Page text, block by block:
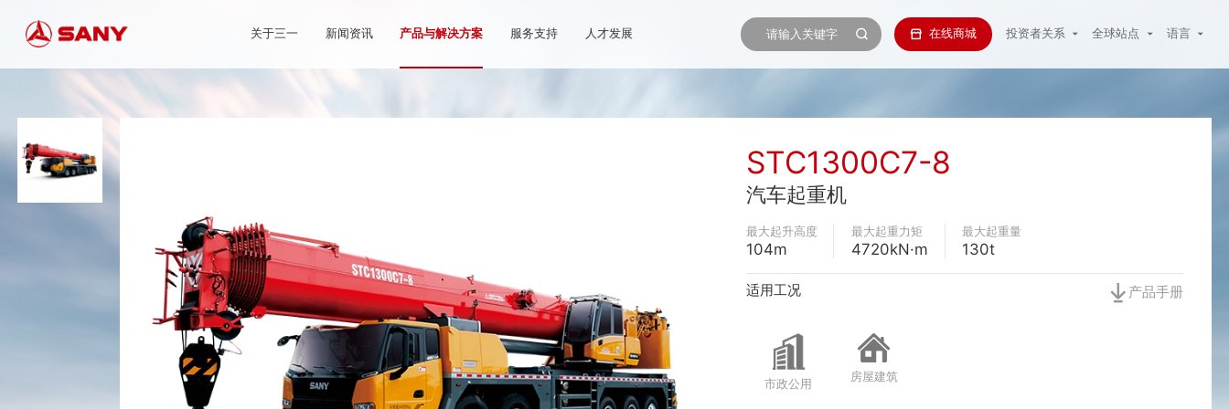
关于三一 新闻资讯 产品与解决方案 服务支持 人才发展 在线商城 投资者关系 全球站点 语言
STC1300C7-8
汽车起重机
最大起升高度
104m
最大起重力矩
4720kN·m
最大起重量
130t
适用工况 产品手册
市政公用 房屋建筑